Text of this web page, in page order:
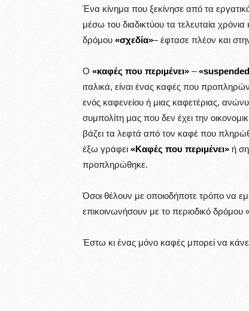
Ένα κίνημα που ξεκίνησε από τα
μέσω του διαδικτύου τα τελευταία
δρόμου «σχεδία»– έφτασε πλέον και
Ο «καφές που περιμένει» –
ιταλικά, είναι ένας καφές που
ενός καφενείου ή μιας καφετέριας,
συμπολίτη μας που δεν έχει την
βάζει τα λεφτά από τον καφέ που
έξω γράφει «Καφές που περιμένει» ή
προπληρώθηκε.
Όσοι θέλουν με οποιοδήποτε τρόπο να
επικοινωνήσουν με το περιοδικό δρόμου
Έστω κι ένας μόνο καφές μπορεί να